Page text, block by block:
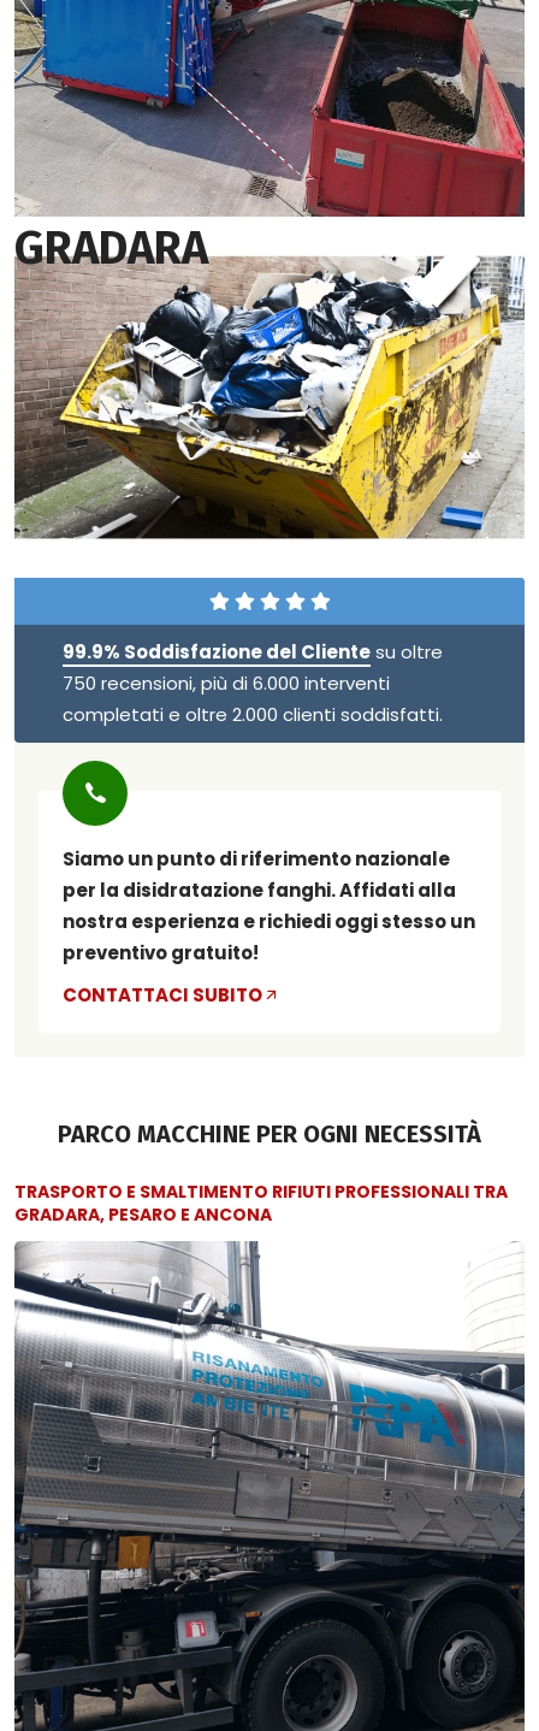
GRADARA
99.9% Soddisfazione del Clientesu oltre
750 recensioni, più di 6.000 interventi
completati e oltre 2.000 clienti soddisfatti.
Siamo un punto di riferimento nazionale
per la disidratazione fanghi. Affidati alla
nostra esperienza e richiedi oggi stesso un
preventivo gratuito!
CONTATTACI SUBITO
PARCO MACCHINE PER OGNI NECESSITÀ
TRASPORTO E SMALTIMENTO RIFIUTI PROFESSIONALI TRA
GRADARA, PESARO E ANCONA